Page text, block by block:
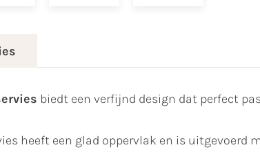
biedt een verfijnd design dat perfect
heeft een glad oppervlak en is uitgevoerd